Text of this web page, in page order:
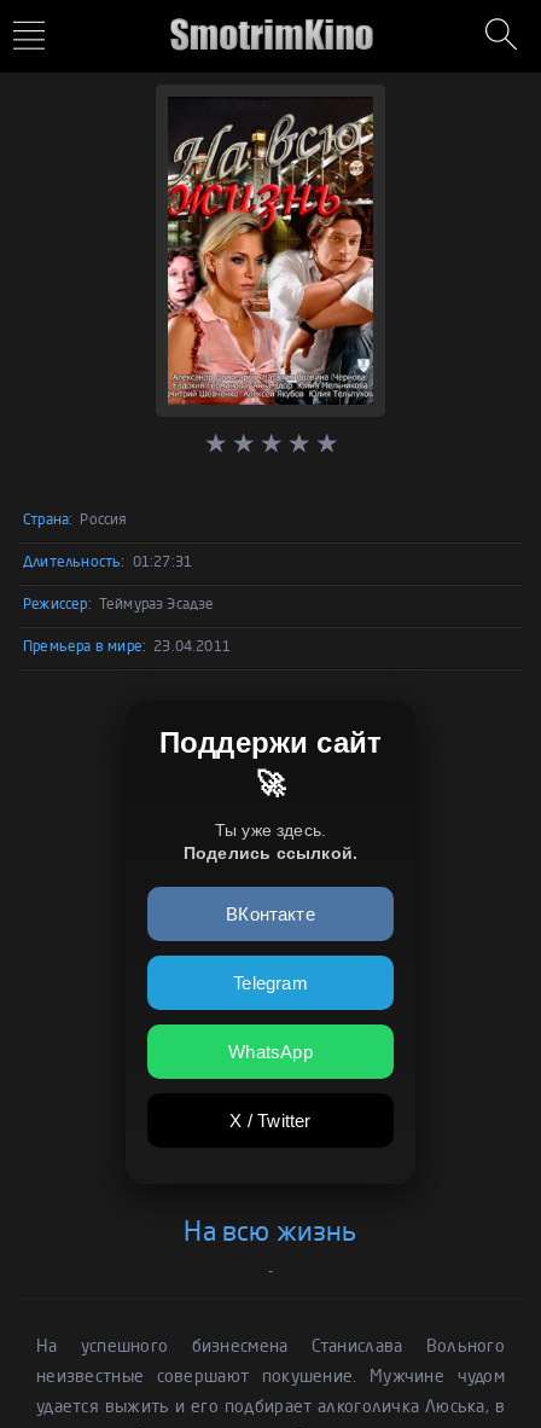
Страна: Россия
Длительность: 01:27:31
Режиссер: Теймураз Эсадзе
Премьера в мире: 23.04.2011
Поддержи сайт
🚀
Ты уже здесь.
Поделись ссылкой.
ВКонтакте
Telegram
WhatsApp
X / Twitter
На всю жизнь
-
На успешного бизнесмена Станислава Вольного
неизвестные совершают покушение. Мужчине чудом
удается выжить и его подбирает алкоголичка Люська, в